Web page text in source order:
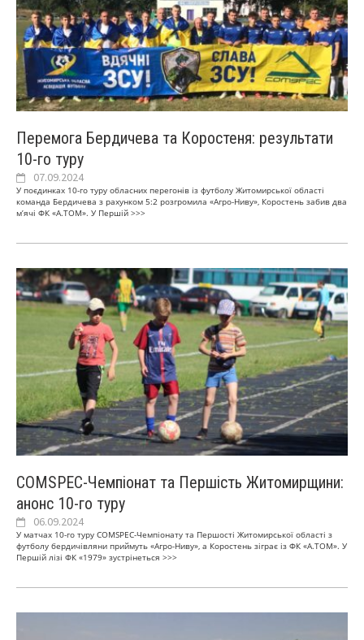
Перемога Бердичева та Коростеня: результати
10-го туру
07.09.2024
У поєдинках 10-го туру обласних перегонів із футболу Житомирської області
команда Бердичева з рахунком 5:2 розгромила «Агро-Ниву», Коростень забив два
м’ячі ФК «А.ТОМ». У Першій >>>
СOMSPEC-Чемпіонат та Першість Житомирщини:
анонс 10-го туру
06.09.2024
У матчах 10-го туру СOMSPEC-Чемпіонату та Першості Житомирської області з
футболу бердичівляни приймуть «Агро-Ниву», а Коростень зіграє із ФК «А.ТОМ». У
Першій лізі ФК «1979» зустрінеться >>>